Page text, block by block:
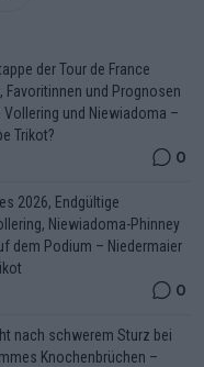
der Tour de France
Favoritinnen und Prognosen
Vollering und Niewiadoma –
Trikot?
0
2026, Endgültige
Niewiadoma-Phinney
dem Podium – Niedermaier
0
nach schwerem Sturz bei
Knochenbrüchen –